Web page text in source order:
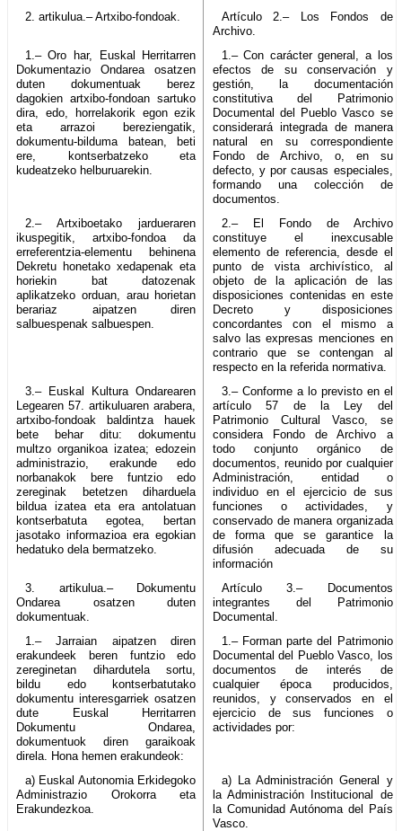
2. artikulua.– Artxibo-fondoak.
Artículo 2.– Los Fondos de
Archivo.
1.– Oro har, Euskal Herritarren
Dokumentazio Ondarea osatzen
duten dokumentuak berez
dagokien artxibo-fondoan sartuko
dira, edo, horrelakorik egon ezik
eta arrazoi bereziengatik,
dokumentu-bilduma batean, beti
ere, kontserbatzeko eta
kudeatzeko helburuarekin.
1.– Con carácter general, a los
efectos de su conservación y
gestión, la documentación
constitutiva del Patrimonio
Documental del Pueblo Vasco se
considerará integrada de manera
natural en su correspondiente
Fondo de Archivo, o, en su
defecto, y por causas especiales,
formando una colección de
documentos.
2.– Artxiboetako jardueraren
ikuspegitik, artxibo-fondoa da
erreferentzia-elementu behinena
Dekretu honetako xedapenak eta
horiekin bat datozenak
aplikatzeko orduan, arau horietan
berariaz aipatzen diren
salbuespenak salbuespen.
2.– El Fondo de Archivo
constituye el inexcusable
elemento de referencia, desde el
punto de vista archivístico, al
objeto de la aplicación de las
disposiciones contenidas en este
Decreto y disposiciones
concordantes con el mismo a
salvo las expresas menciones en
contrario que se contengan al
respecto en la referida normativa.
3.– Euskal Kultura Ondarearen
Legearen 57. artikuluaren arabera,
artxibo-fondoak baldintza hauek
bete behar ditu: dokumentu
multzo organikoa izatea; edozein
administrazio, erakunde edo
norbanakok bere funtzio edo
zereginak betetzen diharduela
bildua izatea eta era antolatuan
kontserbatuta egotea, bertan
jasotako informazioa era egokian
hedatuko dela bermatzeko.
3.– Conforme a lo previsto en el
artículo 57 de la Ley del
Patrimonio Cultural Vasco, se
considera Fondo de Archivo a
todo conjunto orgánico de
documentos, reunido por cualquier
Administración, entidad o
individuo en el ejercicio de sus
funciones o actividades, y
conservado de manera organizada
de forma que se garantice la
difusión adecuada de su
información
3. artikulua.– Dokumentu
Ondarea osatzen duten
dokumentuak.
Artículo 3.– Documentos
integrantes del Patrimonio
Documental.
1.– Jarraian aipatzen diren
erakundeek beren funtzio edo
zereginetan dihardutela sortu,
bildu edo kontserbatutako
dokumentu interesgarriek osatzen
dute Euskal Herritarren
Dokumentu Ondarea,
dokumentuok diren garaikoak
direla. Hona hemen erakundeok:
1.– Forman parte del Patrimonio
Documental del Pueblo Vasco, los
documentos de interés de
cualquier época producidos,
reunidos, y conservados en el
ejercicio de sus funciones o
actividades por:
a) Euskal Autonomia Erkidegoko
Administrazio Orokorra eta
Erakundezkoa.
a) La Administración General y
la Administración Institucional de
la Comunidad Autónoma del País
Vasco.